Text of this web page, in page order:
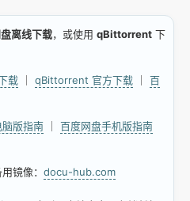
离线下载，或使用 qBittorrent 下
载 qBittorrent 官方下载
百
版指南
百度网盘手机版指南
镜像： docu-hub.com